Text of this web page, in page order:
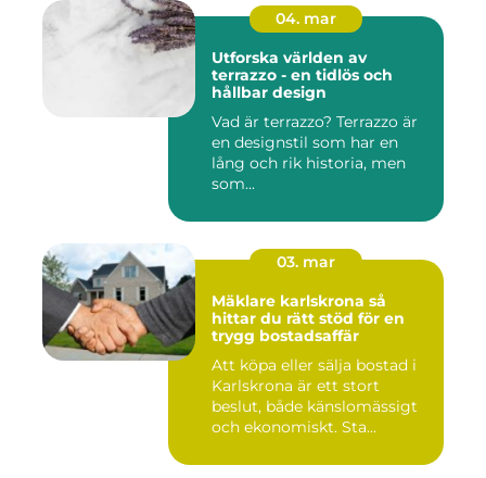
04. mar
Utforska världen av
terrazzo - en tidlös och
hållbar design
Vad är terrazzo? Terrazzo är
en designstil som har en
lång och rik historia, men
som...
03. mar
Mäklare karlskrona så
hittar du rätt stöd för en
trygg bostadsaffär
Att köpa eller sälja bostad i
Karlskrona är ett stort
beslut, både känslomässigt
och ekonomiskt. Sta...